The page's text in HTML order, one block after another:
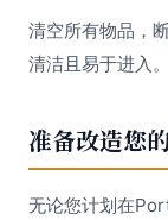
清空所有物品，
清洁且易于进入
准备改造您
无论您计划在